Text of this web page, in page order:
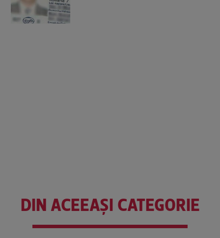
DIN ACEEAȘI CATEGORIE